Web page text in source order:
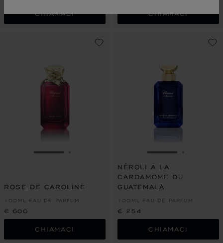
CHIAMACI CHIAMACI
VAI ALLA SLIDE 1
ROSE DE CAROLINE
100ML EAU DE PARFUM
€ 600
CHIAMACI
VAI ALLA SLIDE
NÉROLI A LA
CARDAMOME DU
GUATEMALA
100ML EAU DE PARFUM
€ 254
CHIAMACI